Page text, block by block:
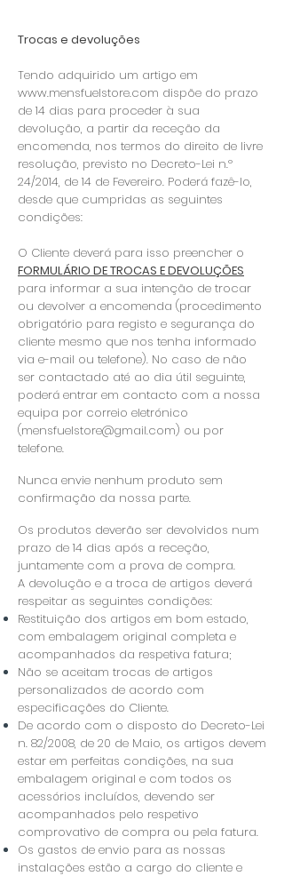
Trocas e devoluções
Tendo adquirido um artigo em
www.mensfuelstore.com dispõe do prazo
de 14 dias para proceder à sua
devolução, a partir da receção da
encomenda, nos termos do direito de livre
resolução, previsto no Decreto-Lei n.º
24/2014, de 14 de Fevereiro. Poderá fazê-lo,
desde que cumpridas as seguintes
condições:
O Cliente deverá para isso preencher o
FORMULÁRIO DE TROCAS E DEVOLUÇÕES
para informar a sua intenção de trocar
ou devolver a encomenda (procedimento
obrigatório para registo e segurança do
cliente mesmo que nos tenha informado
via e-mail ou telefone). No caso de não
ser contactado até ao dia útil seguinte,
poderá entrar em contacto com a nossa
equipa por correio eletrónico
(mensfuelstore@gmail.com) ou por
telefone.
Nunca envie nenhum produto sem
confirmação da nossa parte.
Os produtos deverão ser devolvidos num
prazo de 14 dias após a receção,
juntamente com a prova de compra.
A devolução e a troca de artigos deverá
respeitar as seguintes condições:
Restituição dos artigos em bom estado,
com embalagem original completa e
acompanhados da respetiva fatura;
Não se aceitam trocas de artigos
personalizados de acordo com
especificações do Cliente.
De acordo com o disposto do Decreto-Lei
n. 82/2008, de 20 de Maio, os artigos devem
estar em perfeitas condições, na sua
embalagem original e com todos os
acessórios incluídos, devendo ser
acompanhados pelo respetivo
comprovativo de compra ou pela fatura.
​Os gastos de envio para as nossas
instalações estão a cargo do cliente e